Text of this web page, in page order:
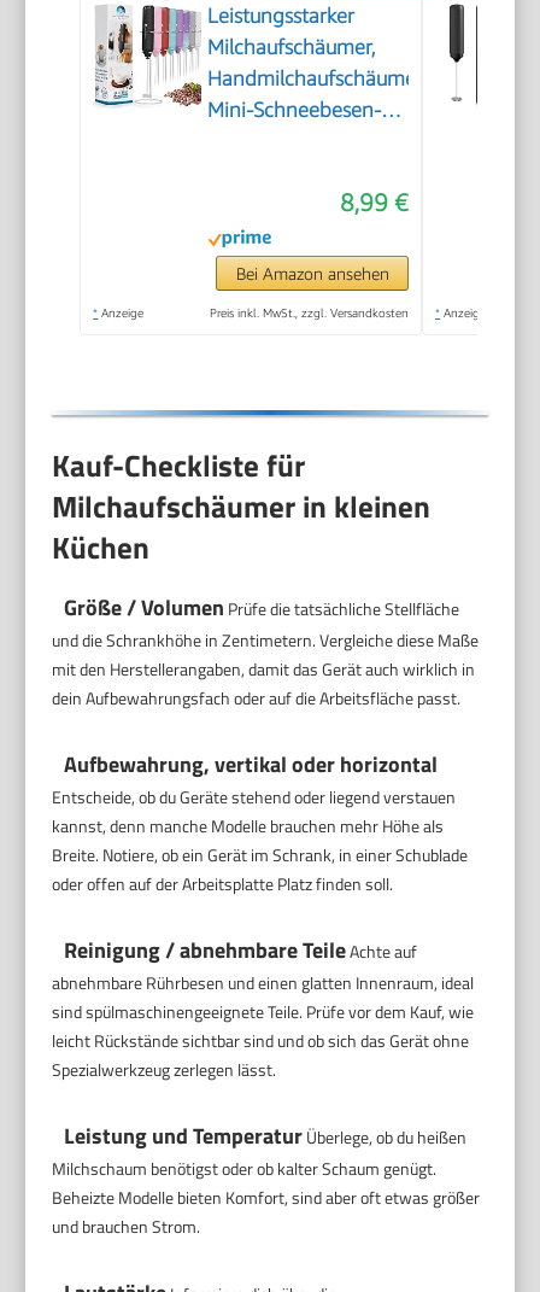
Leistungsstarker
Milchaufschäumer,
Handmilchaufschäumer,
Mini-Schneebesen-
Latte, Matcha, heiße
Schokolade, mit
Ständer, Schwarz
8,99 €
Bei Amazon ansehen
* Anzeige Preis inkl. MwSt., zzgl. Versandkosten * Anzeige
Kauf-Checkliste für
Milchaufschäumer in kleinen
Küchen
Größe / Volumen Prüfe die tatsächliche Stellfläche
und die Schrankhöhe in Zentimetern. Vergleiche diese Maße
mit den Herstellerangaben, damit das Gerät auch wirklich in
dein Aufbewahrungsfach oder auf die Arbeitsfläche passt.
Aufbewahrung, vertikal oder horizontal
Entscheide, ob du Geräte stehend oder liegend verstauen
kannst, denn manche Modelle brauchen mehr Höhe als
Breite. Notiere, ob ein Gerät im Schrank, in einer Schublade
oder offen auf der Arbeitsplatte Platz finden soll.
Reinigung / abnehmbare TeileAchte auf
abnehmbare Rührbesen und einen glatten Innenraum, ideal
sind spülmaschinengeeignete Teile. Prüfe vor dem Kauf, wie
leicht Rückstände sichtbar sind und ob sich das Gerät ohne
Spezialwerkzeug zerlegen lässt.
Leistung und TemperaturÜberlege, ob du heißen
Milchschaum benötigst oder ob kalter Schaum genügt.
Beheizte Modelle bieten Komfort, sind aber oft etwas größer
und brauchen Strom.